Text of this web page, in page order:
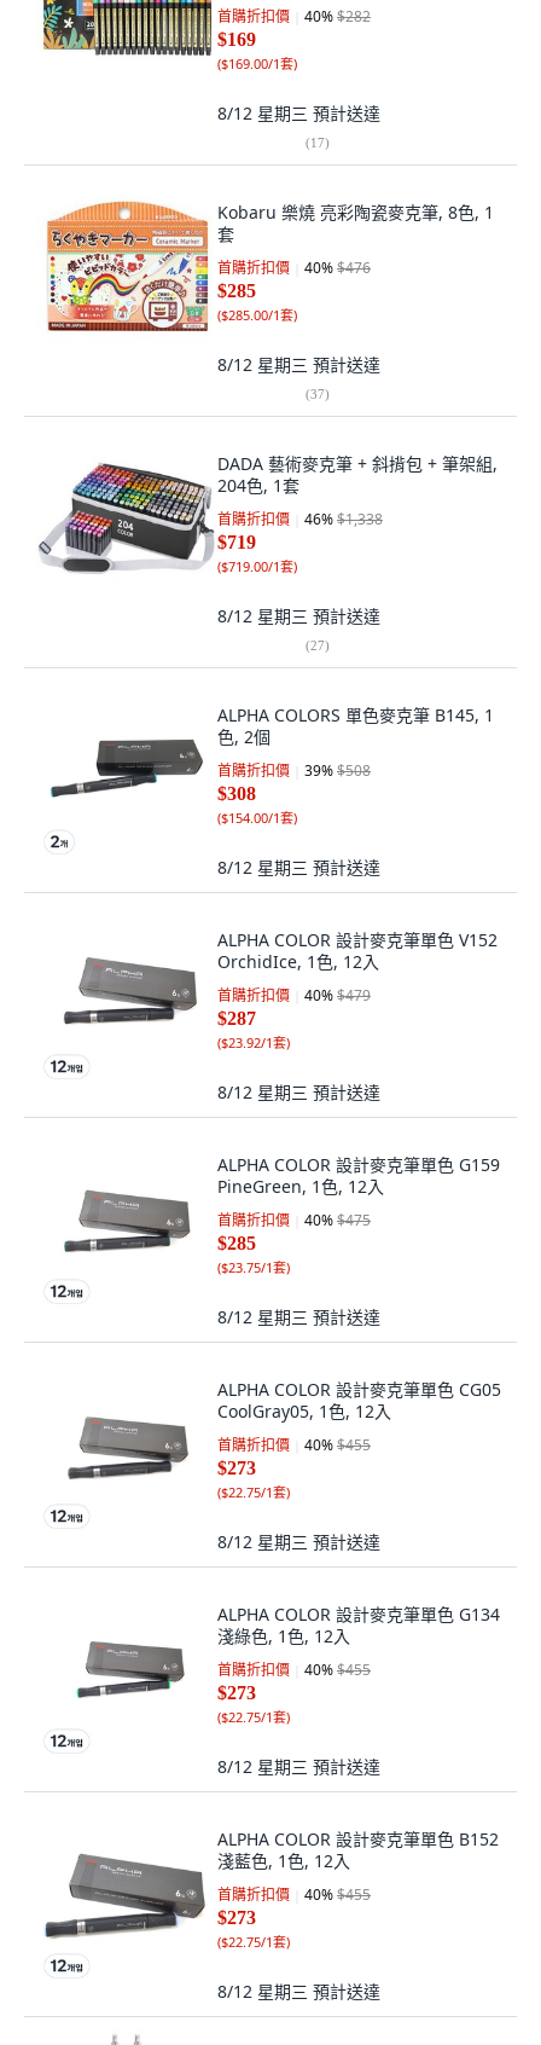
首購折扣價 40%$282
$169
($169.00/1套)
8/12 星期三 預計送達
(17)
Kobaru 樂燒 亮彩陶瓷麥克筆, 8色, 1
套
首購折扣價 40%$476
$285
($285.00/1套)
8/12 星期三 預計送達
(37)
DADA 藝術麥克筆 + 斜揹包 + 筆架組,
204色, 1套
首購折扣價 46%$1,338
$719
($719.00/1套)
8/12 星期三 預計送達
(27)
ALPHA COLORS 單色麥克筆 B145, 1
色, 2個
首購折扣價 39%$508
$308
($154.00/1套)
8/12 星期三 預計送達
ALPHA COLOR 設計麥克筆單色 V152
OrchidIce, 1色, 12入
首購折扣價 40%$479
$287
($23.92/1套)
8/12 星期三 預計送達
ALPHA COLOR 設計麥克筆單色 G159
PineGreen, 1色, 12入
首購折扣價 40%$475
$285
($23.75/1套)
8/12 星期三 預計送達
ALPHA COLOR 設計麥克筆單色 CG05
CoolGray05, 1色, 12入
首購折扣價 40%$455
$273
($22.75/1套)
8/12 星期三 預計送達
ALPHA COLOR 設計麥克筆單色 G134
淺綠色, 1色, 12入
首購折扣價 40%$455
$273
($22.75/1套)
8/12 星期三 預計送達
ALPHA COLOR 設計麥克筆單色 B152
淺藍色, 1色, 12入
首購折扣價 40%$455
$273
($22.75/1套)
8/12 星期三 預計送達